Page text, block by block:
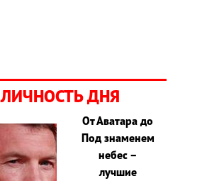
ЛИЧНОСТЬ ДНЯ
От Аватара до
Под знаменем
небес –
лучшие